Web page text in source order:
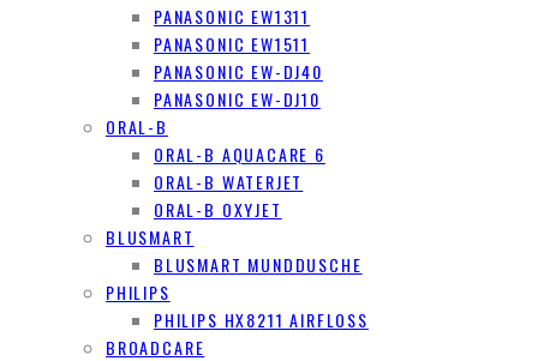
PANASONIC EW1311
PANASONIC EW1511
PANASONIC EW-DJ40
PANASONIC EW-DJ10
ORAL-B
ORAL-B AQUACARE 6
ORAL-B WATERJET
ORAL-B OXYJET
BLUSMART
BLUSMART MUNDDUSCHE
PHILIPS
PHILIPS HX8211 AIRFLOSS
BROADCARE